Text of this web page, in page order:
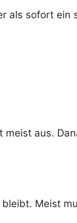
als sofort ein
aus.
Meist